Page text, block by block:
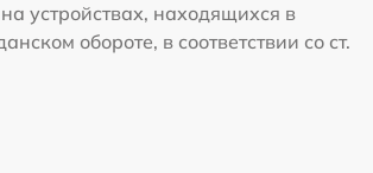
устройствах, находящихся в
обороте, в соответствии со ст.